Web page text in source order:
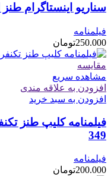
سناریو اینستاگرام
فیلمنامه
250.000تومان
مقایسه
مشاهده سریع
افزودن به علاقه مندی
افزودن به سبد خرید
فیلمنامه کلیپ طنز
349
فیلمنامه
200.000تومان